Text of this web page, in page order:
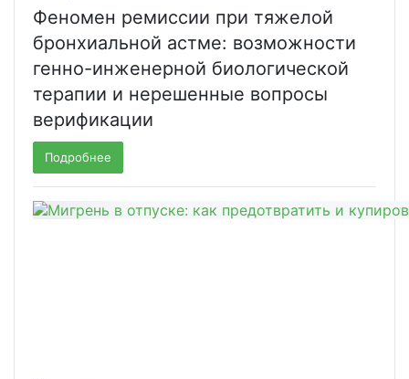
Феномен ремиссии при тяжелой
бронхиальной астме: возможности
генно-инженерной биологической
терапии и нерешенные вопросы
верификации
Подробнее